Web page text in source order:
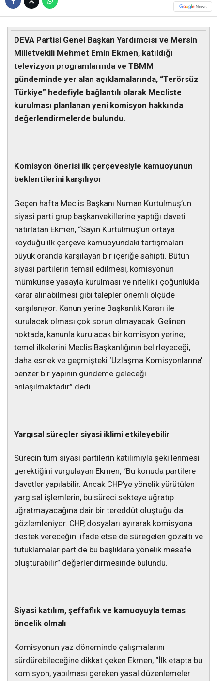
DEVA Partisi Genel Başkan Yardımcısı ve Mersin
Milletvekili Mehmet Emin Ekmen, katıldığı
televizyon programlarında ve TBMM
gündeminde yer alan açıklamalarında, “Terörsüz
Türkiye” hedefiyle bağlantılı olarak Mecliste
kurulması planlanan yeni komisyon hakkında
değerlendirmelerde bulundu.
Komisyon önerisi ilk çerçevesiyle kamuoyunun
beklentilerini karşılıyor
Geçen hafta Meclis Başkanı Numan Kurtulmuş’un
siyasi parti grup başkanvekillerine yaptığı daveti
hatırlatan Ekmen, “Sayın Kurtulmuş’un ortaya
koyduğu ilk çerçeve kamuoyundaki tartışmaları
büyük oranda karşılayan bir içeriğe sahipti. Bütün
siyasi partilerin temsil edilmesi, komisyonun
mümkünse yasayla kurulması ve nitelikli çoğunlukla
karar alınabilmesi gibi talepler önemli ölçüde
karşılanıyor. Kanun yerine Başkanlık Kararı ile
kurulacak olması çok sorun olmayacak. Gelinen
noktada, kanunla kurulacak bir komisyon yerine;
temel ilkelerini Meclis Başkanlığının belirleyeceği,
daha esnek ve geçmişteki ‘Uzlaşma Komisyonlarına’
benzer bir yapının gündeme geleceği
anlaşılmaktadır” dedi.
Yargısal süreçler siyasi iklimi etkileyebilir
Sürecin tüm siyasi partilerin katılımıyla şekillenmesi
gerektiğini vurgulayan Ekmen, “Bu konuda partilere
davetler yapılabilir. Ancak CHP’ye yönelik yürütülen
yargısal işlemlerin, bu süreci sekteye uğratıp
uğratmayacağına dair bir tereddüt oluştuğu da
gözlemleniyor. CHP, dosyaları ayırarak komisyona
destek vereceğini ifade etse de süregelen gözaltı ve
tutuklamalar partide bu başlıklara yönelik mesafe
oluşturabilir” değerlendirmesinde bulundu.
Siyasi katılım, şeffaflık ve kamuoyuyla temas
öncelik olmalı
Komisyonun yaz döneminde çalışmalarını
sürdürebileceğine dikkat çeken Ekmen, “İlk etapta bu
komisyon, yapılması gereken yasal düzenlemeler